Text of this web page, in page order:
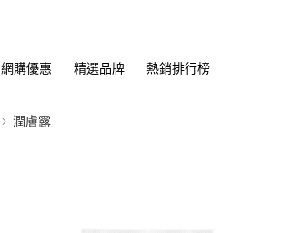
網購優惠 精選品牌 熱銷排行榜
潤膚露